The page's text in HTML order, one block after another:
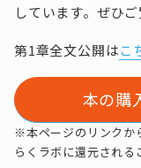
しています。ぜひご
第1章全文公開はこ
本の購
※本ページのリンクか
らくラボに還元される